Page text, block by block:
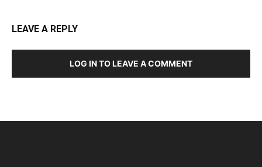
LEAVE A REPLY
LOG IN TO LEAVE A COMMENT